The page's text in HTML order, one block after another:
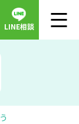
LINE相談